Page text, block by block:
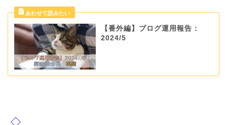
【番外編】ブログ運用報告：
2024/5